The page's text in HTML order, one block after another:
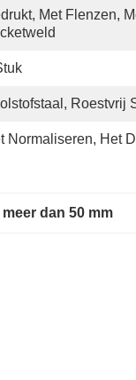
Met Flenzen,
Roestvrij
Normaliseren, Het
dan 50 mm